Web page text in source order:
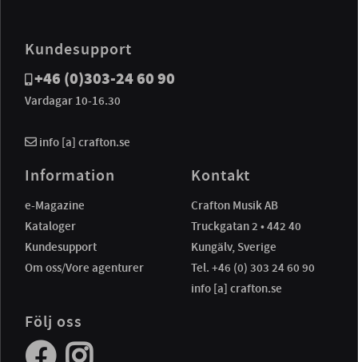
Kundesupport
+46 (0)303-24 60 90
Vardagar 10-16.30
info [a] crafton.se
Information
e-Magazine
Kataloger
Kundesupport
Om oss/Vore agenturer
Kontakt
Crafton Musik AB
Truckgatan 2 • 442 40
Kungälv, Sverige
Tel. +46 (0) 303 24 60 90
info [a] crafton.se
Följ oss